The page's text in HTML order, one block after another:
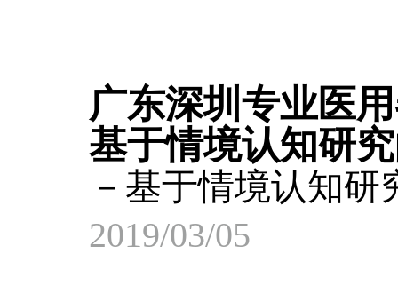
广东深圳专业医
基于情境认知研
－基于情境认知研
2019/03/05